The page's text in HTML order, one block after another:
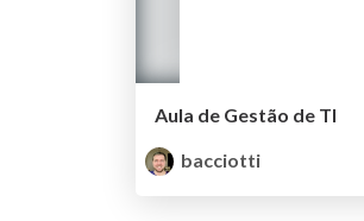
Aula de Gestão de TI
bacciotti